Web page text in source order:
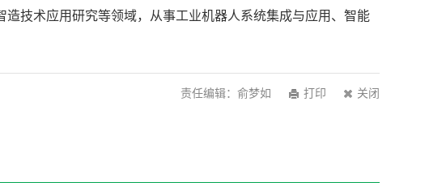
技术应用研究等领域，从事工业机器人系统集成与应用、智能
关闭
打印
责任编辑：俞梦如